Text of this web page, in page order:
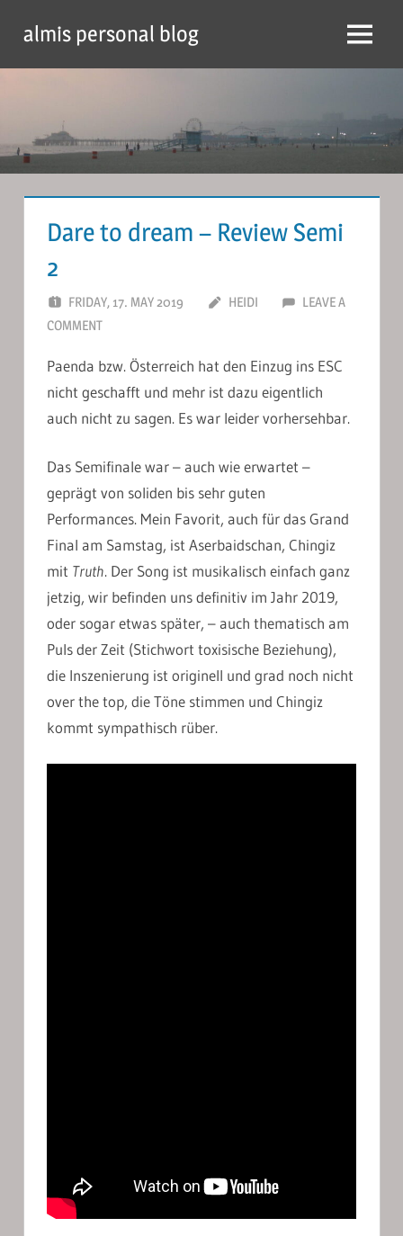
content
almis personal blog Menu
Dare to dream – Review Semi
2
FRIDAY, 17. MAY 2019 HEIDI
LEAVE A
COMMENT
Paenda bzw. Österreich hat den Einzug ins ESC
nicht geschafft und mehr ist dazu eigentlich
auch nicht zu sagen. Es war leider vorhersehbar.
Das Semifinale war – auch wie erwartet –
geprägt von soliden bis sehr guten
Performances. Mein Favorit, auch für das Grand
Final am Samstag, ist Aserbaidschan, Chingiz
mit Truth. Der Song ist musikalisch einfach ganz
jetzig, wir befinden uns definitiv im Jahr 2019,
oder sogar etwas später, – auch thematisch am
Puls der Zeit (Stichwort toxisische Beziehung),
die Inszenierung ist originell und grad noch nicht
over the top, die Töne stimmen und Chingiz
kommt sympathisch rüber.